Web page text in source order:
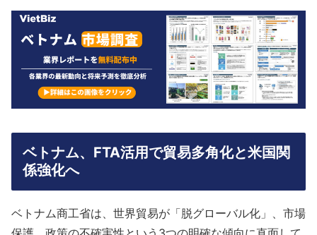
ベトナム、FTA活用で貿易多角化と米国関
係強化へ
ベトナム商工省は、世界貿易が「脱グローバル化」、市場